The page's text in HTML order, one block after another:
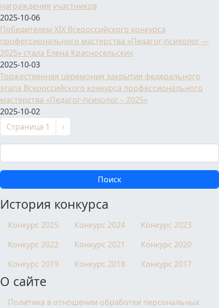
награждения участников
2025-10-06
Победителем XIX Всероссийского конкурса
профессионального мастерства «Педагог-психолог —
2025» стала Елена Красносельских
2025-10-03
Торжественная церемония закрытия федерального
этапа Всероссийского конкурса профессионального
мастерства «Педагог-психолог – 2025»
2025-10-02
Нумерация страниц
Страница 1 Следующая страница
›
Поиск
История конкурса
Конкурс 2025 Конкурс 2024
Конкурс 2023
Конкурс 2022
Конкурс 2021
Конкурс 2020
Конкурс 2019
Конкурс 2018 Конкурс 2017
О сайте
Политика в отношении обработки персональных